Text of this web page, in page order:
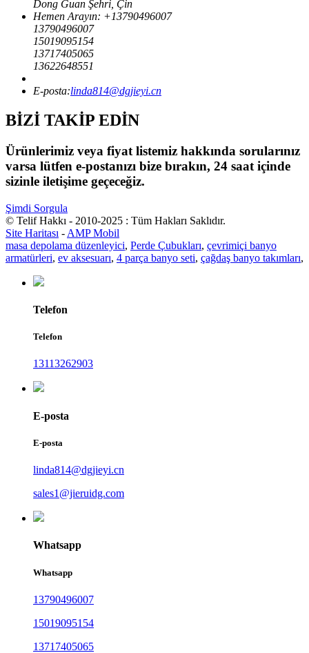
Dong Guan Şehri, Çin
Hemen Arayın: +13790496007
13790496007
15019095154
13717405065
13622648551
E-posta:linda814@dgjieyi.cn
BİZİ TAKİP EDİN
Ürünlerimiz veya fiyat listemiz hakkında sorularınız
varsa lütfen e-postanızı bize bırakın, 24 saat içinde
sizinle iletişime geçeceğiz.
Şimdi Sorgula
© Telif Hakkı - 2010-2025 : Tüm Hakları Saklıdır.
Site Haritası - AMP Mobil
masa depolama düzenleyici, Perde Çubukları, çevrimiçi banyo
armatürleri, ev aksesuarı, 4 parça banyo seti, çağdaş banyo takımları,
Telefon
Telefon
13113262903
E-posta
E-posta
linda814@dgjieyi.cn
sales1@jieruidg.com
Whatsapp
Whatsapp
13790496007
15019095154
13717405065